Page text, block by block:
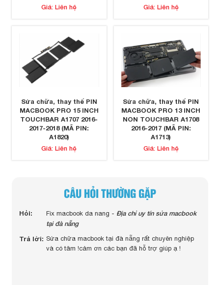
A1989
Giá: Liên hệ
INCH RETINA EARLY
Giá: Liên hệ
Sửa chữa, thay thế PIN
MACBOOK PRO 15 INCH
TOUCHBAR A1707 2016-
2017-2018 (MÃ PIN:
A1820)
PIN MACBOOK PRO 15
INCH TOUCHBAR A1707
Giá: Liên hệ
Sửa chữa, thay thế PIN
MACBOOK PRO 13 INCH
NON TOUCHBAR A1708
2016-2017 (MÃ PIN:
A1713)
PIN MACBOOK PRO 13
INCH NON TOUCHBAR
Giá: Liên hệ
CÂU HỎI THƯỜNG GẶP
Hỏi: Fix macbook da nang - Địa chỉ uy tín sửa macbook
tại đà nẵng
Trả lời: Sửa chữa macbook tại đà nẵng rất chuyên nghiệp
và có tâm !cảm ơn các bạn đã hỗ trợ giúp ạ !